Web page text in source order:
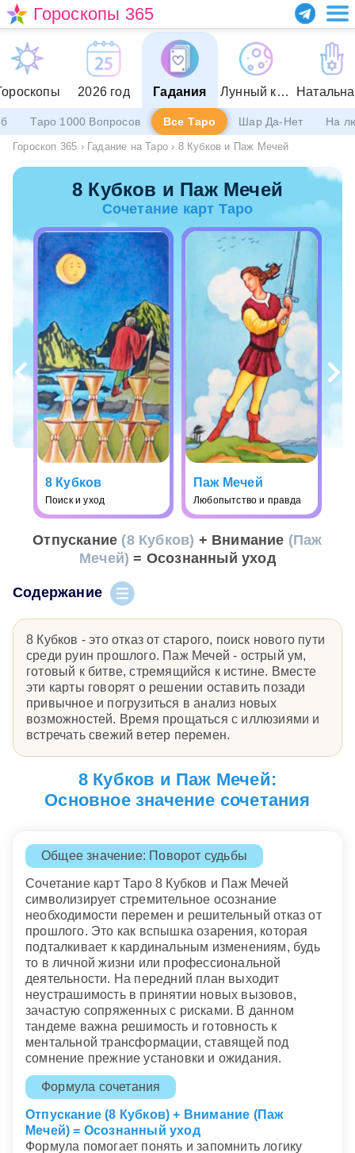
Гороскопы 365
2026 год Гадания Лунный календарь
Таро 1000 Вопросов Все Таро Шар Да-Нет На
Гороскоп 365 › Гадание на Таро › 8 Кубков и Паж Мечей
8 Кубков и Паж Мечей
Сочетание карт Таро
8 Кубков
Поиск и уход
Паж Мечей
Любопытство и правда
Отпускание (8 Кубков) + Внимание (Паж
Мечей) = Осознанный уход
Содержание
8 Кубков - это отказ от старого, поиск нового пути
среди руин прошлого. Паж Мечей - острый ум,
готовый к битве, стремящийся к истине. Вместе
эти карты говорят о решении оставить позади
привычное и погрузиться в анализ новых
возможностей. Время прощаться с иллюзиями и
встречать свежий ветер перемен.
8 Кубков и Паж Мечей:
Основное значение сочетания
Общее значение: Поворот судьбы
Сочетание карт Таро 8 Кубков и Паж Мечей
символизирует стремительное осознание
необходимости перемен и решительный отказ от
прошлого. Это как вспышка озарения, которая
подталкивает к кардинальным изменениям, будь
то в личной жизни или профессиональной
деятельности. На передний план выходит
неустрашимость в принятии новых вызовов,
зачастую сопряженных с рисками. В данном
тандеме важна решимость и готовность к
ментальной трансформации, ставящей под
сомнение прежние установки и ожидания.
Формула сочетания
Отпускание (8 Кубков) + Внимание (Паж
Мечей) = Осознанный уход
Формула помогает понять и запомнить логику